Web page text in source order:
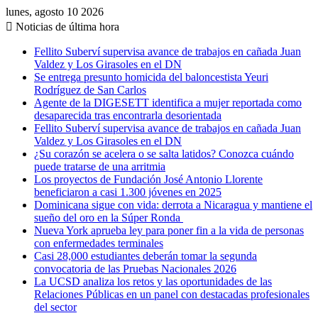
lunes, agosto 10 2026
Noticias de última hora
Fellito Suberví supervisa avance de trabajos en cañada Juan
Valdez y Los Girasoles en el DN
Se entrega presunto homicida del baloncestista Yeuri
Rodríguez de San Carlos
Agente de la DIGESETT identifica a mujer reportada como
desaparecida tras encontrarla desorientada
Fellito Suberví supervisa avance de trabajos en cañada Juan
Valdez y Los Girasoles en el DN
¿Su corazón se acelera o se salta latidos? Conozca cuándo
puede tratarse de una arritmia
Los proyectos de Fundación José Antonio Llorente
beneficiaron a casi 1.300 jóvenes en 2025
Dominicana sigue con vida: derrota a Nicaragua y mantiene el
sueño del oro en la Súper Ronda
Nueva York aprueba ley para poner fin a la vida de personas
con enfermedades terminales
Casi 28,000 estudiantes deberán tomar la segunda
convocatoria de las Pruebas Nacionales 2026
La UCSD analiza los retos y las oportunidades de las
Relaciones Públicas en un panel con destacadas profesionales
del sector